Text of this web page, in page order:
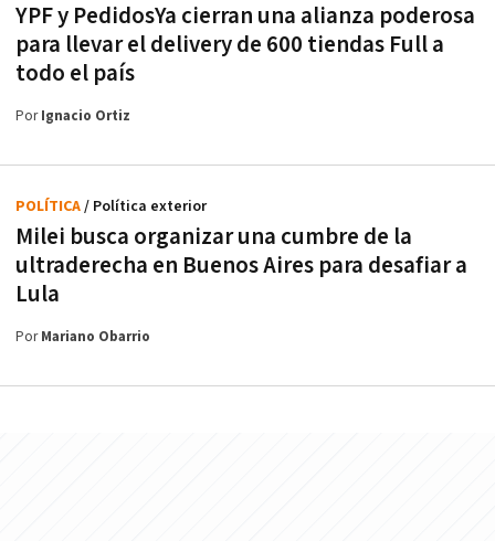
YPF y PedidosYa cierran una alianza poderosa
para llevar el delivery de 600 tiendas Full a
todo el país
PorIgnacio Ortiz
Milei busca organizar una cumbre de la
ultraderecha en Buenos Aires para desafiar a
Lula
POLÍTICA/ Política exterior
PorMariano Obarrio